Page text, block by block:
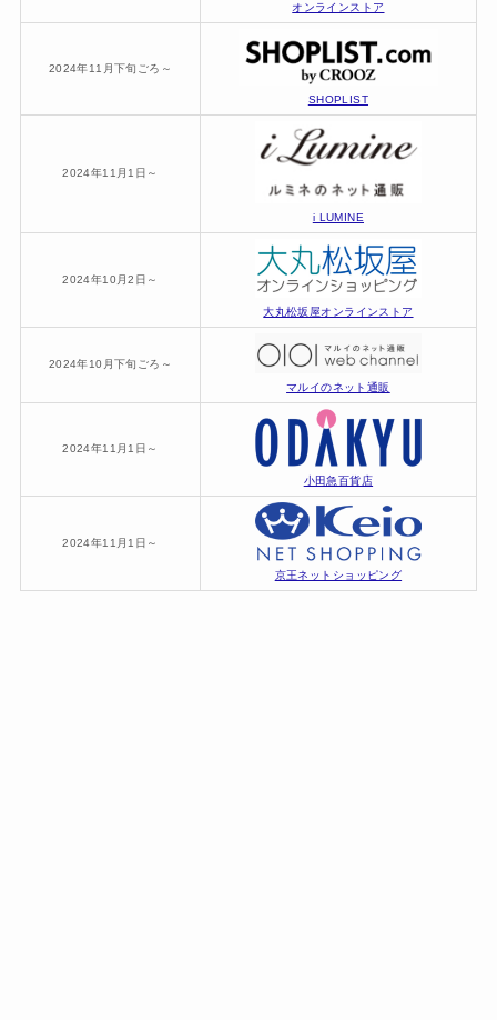
オンラインストア
2024年11月下旬ごろ～
SHOPLIST
2024年11月1日～
i LUMINE
2024年10月2日～
大丸松坂屋オンラインストア
2024年10月下旬ごろ～
マルイのネット通販
2024年11月1日～
小田急百貨店
2024年11月1日～
京王ネットショッピング